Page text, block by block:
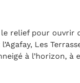
le relief pour
Les
à l’horizon, à